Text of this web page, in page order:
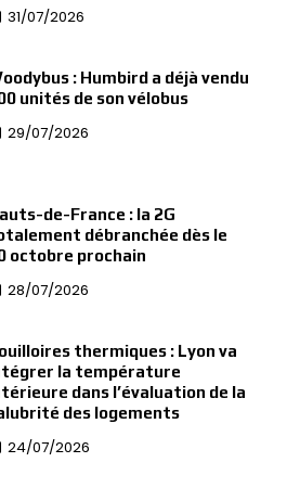
31/07/2026
: Humbird a déjà vendu
unités de son vélobus
29/07/2026
de-France : la 2G
débranchée dès le
octobre prochain
28/07/2026
thermiques : Lyon va
la température
dans l’évaluation de la
des logements
24/07/2026